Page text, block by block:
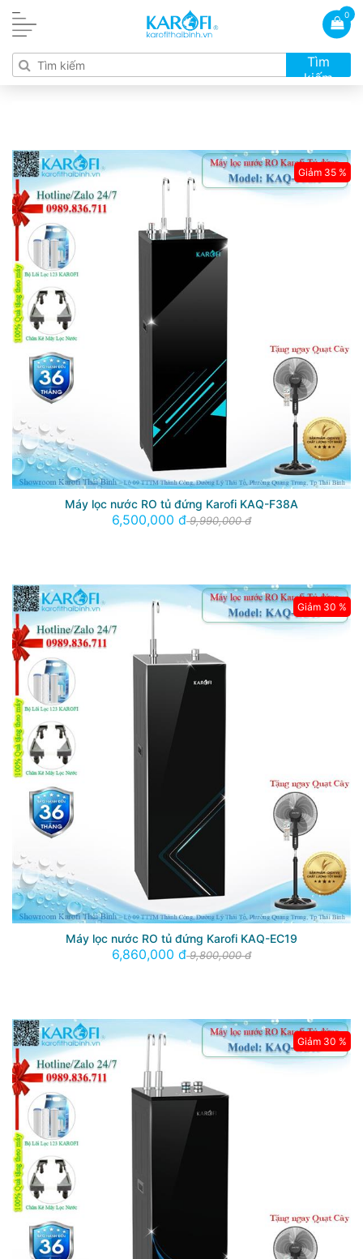
0
Tìm
kiếm
Máy lọc nước RO tủ đứng Karofi KAQ-F38A
6,500,000 đ9,990,000 đ
Giảm 35 %
Máy lọc nước RO tủ đứng Karofi KAQ-EC19
6,860,000 đ9,800,000 đ
Giảm 30 %
Giảm 30 %